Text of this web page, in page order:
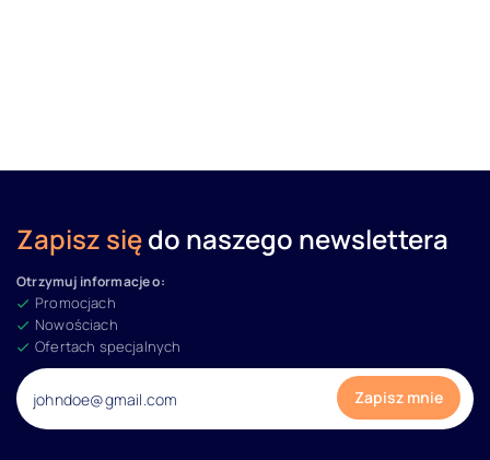
Zapisz siędo naszego newslettera
Otrzymuj informacje o:
Promocjach
Nowościach
Ofertach specjalnych